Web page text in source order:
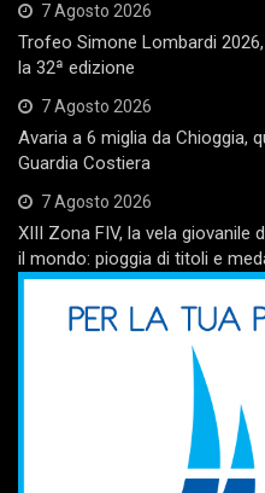
7 Agosto 2026
Trofeo Simone Lombardi
la 32ª edizione
7 Agosto 2026
Avaria a 6 miglia da Chioggia,
Guardia Costiera
7 Agosto 2026
XIII Zona FIV, la vela giovanile
il mondo: pioggia di titoli e